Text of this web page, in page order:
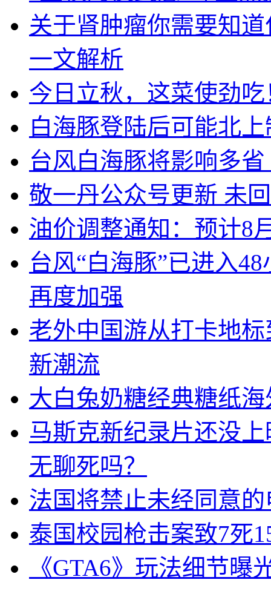
关于肾肿瘤你需要知
一文解析
今日立秋，这菜使劲吃
白海豚登陆后可能北
台风白海豚将影响多
敬一丹公众号更新 未
油价调整通知：预计8
台风“白海豚”已进入
再度加强
老外中国游从打卡地
新潮流
大白兔奶糖经典糖纸
马斯克新纪录片还没
无聊死吗？
法国将禁止未经同意
泰国校园枪击案致7死
《GTA6》玩法细节